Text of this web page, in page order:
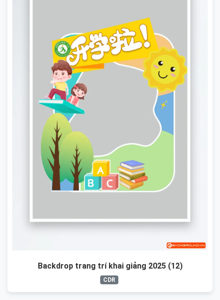
Backdrop trang trí khai giảng 2025 (12)
CDR